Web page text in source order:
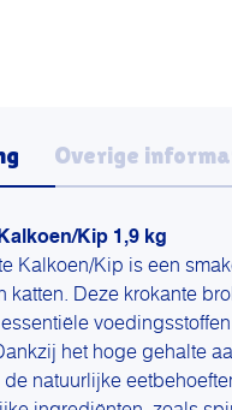
Overige
Kip 1,9 kg
Kalkoen/Kip is een
katten. Deze krokante
het hoge gehalte
natuurlijke